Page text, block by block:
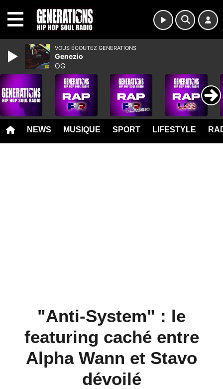
NEWS MUSIQUE SPORT LIFESTYLE
"Anti-System" : le
featuring caché entre
Alpha Wann et Stavo
dévoilé
VOUS ÉCOUTEZ GENERATIONS
Genezio
OG